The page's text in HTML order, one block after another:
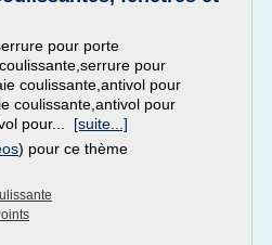
pour porte
pour
coulissante,antivol pour
coulissante,antivol pour
pour... [suite...]
) pour ce thème